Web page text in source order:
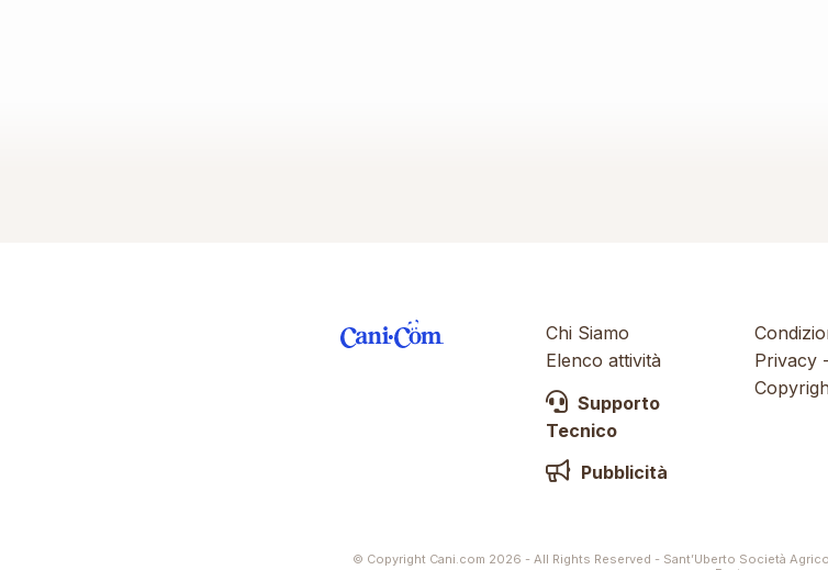
Chi Siamo
Elenco attività
Supporto
Tecnico
Pubblicità
Privacy -
© Copyright Cani.com 2026 - All Rights Reserved - Sant’Uberto Società